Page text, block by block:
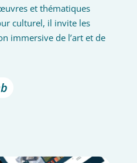
et thématiques
culturel, il invite les
immersive de l’art et de